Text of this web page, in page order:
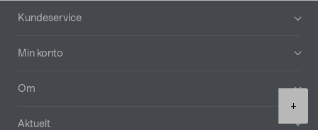
+
Bunntekst
Kundeservice
Min konto
Om
Aktuelt